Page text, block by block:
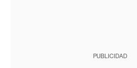
PUBLICIDAD